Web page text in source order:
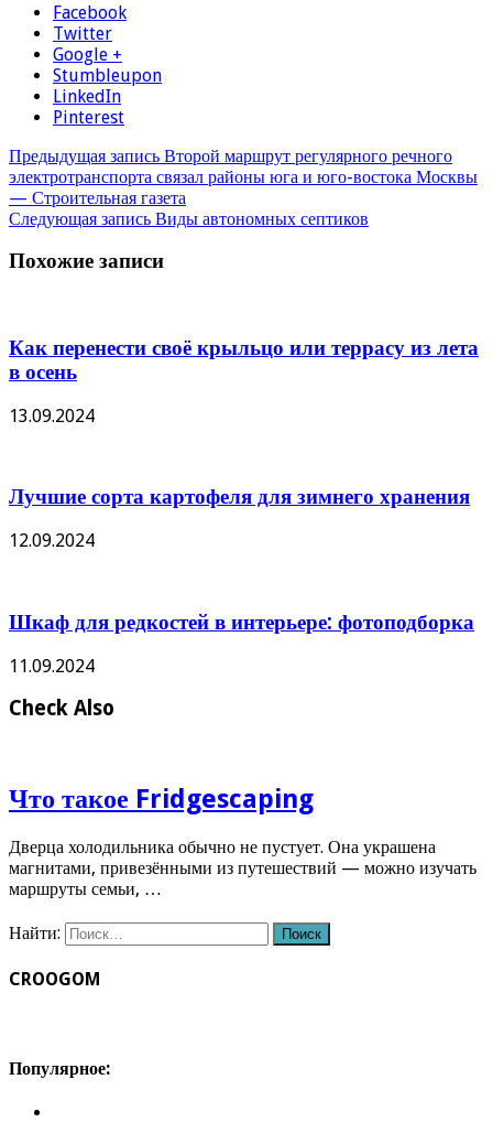
Facebook
Twitter
Google +
Stumbleupon
LinkedIn
Pinterest
Предыдущая запись Второй маршрут регулярного речного
электротранспорта связал районы юга и юго-востока Москвы
— Строительная газета
Следующая запись Виды автономных септиков
Похожие записи
Как перенести своё крыльцо или террасу из лета
в осень
13.09.2024
Лучшие сорта картофеля для зимнего хранения
12.09.2024
Шкаф для редкостей в интерьере: фотоподборка
11.09.2024
Check Also
Что такое Fridgescaping
Дверца холодильника обычно не пустует. Она украшена
магнитами, привезёнными из путешествий — можно изучать
маршруты семьи, …
Найти:
CROOGOM
Популярное: